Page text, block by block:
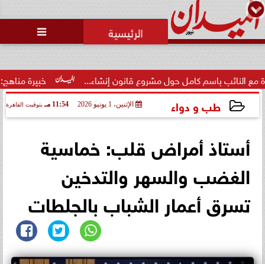

خبيرة مناهج: حداثة تخرج المعلمين مشروع قانون إنشاء...
طب و دواء الإثنين، 1 يونيو 2026 11:54 مـ بتوقيت القاهرة
أستاذ أمراض قلب: خماسية
الغضب والسهر والتدخين
تسرق أعمار الشباب بالجلطات
الاتحاد العربي للتطوع يرعى
مسابقة وسام الخير